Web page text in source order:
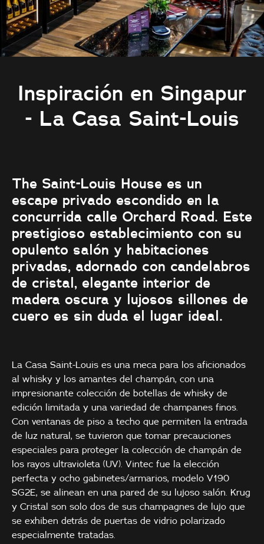
Inspiración en Singapur
- La Casa Saint-Louis
The Saint-Louis House es un
escape privado escondido en la
concurrida calle Orchard Road. Este
prestigioso establecimiento con su
opulento salón y habitaciones
privadas, adornado con candelabros
de cristal, elegante interior de
madera oscura y lujosos sillones de
cuero es sin duda el lugar ideal.
La Casa Saint-Louis es una meca para los aficionados
al whisky y los amantes del champán, con una
impresionante colección de botellas de whisky de
edición limitada y una variedad de champanes finos.
Con ventanas de piso a techo que permiten la entrada
de luz natural, se tuvieron que tomar precauciones
especiales para proteger la colección de champán de
los rayos ultravioleta (UV). Vintec fue la elección
perfecta y ocho gabinetes/armarios, modelo V190
SG2E, se alinean en una pared de su lujoso salón. Krug
y Cristal son solo dos de sus champagnes de lujo que
se exhiben detrás de puertas de vidrio polarizado
especialmente tratadas.